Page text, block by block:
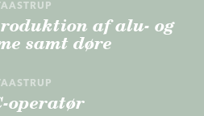
af alu- og
samt døre
operatør